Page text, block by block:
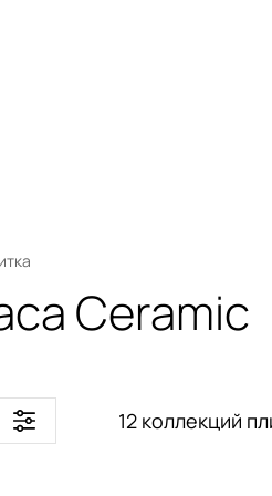
Ceramic
12 коллекций